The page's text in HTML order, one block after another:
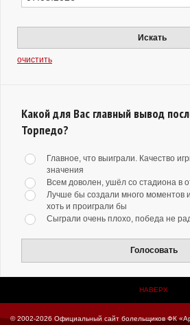
Искать
очистить
Какой для Вас главный вывод
Торпедо?
Главное, что выиграли. Качество
значения
Всем доволен, ушёл со стадиона в
Лучше бы создали много моментов
хоть и проиграли бы
Сыграли очень плохо, победа не
Голосовать
НАВЕРХ
© 2002-2026 Официальный сайт болельщиков ФК